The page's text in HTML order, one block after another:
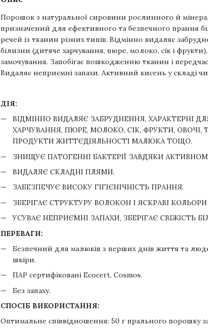
Порошок з натуральної сировини рослинного й
призначений для ефективного та безпечного прання
речей із тканин різних типів. Відмінно видаляє
білизни (дитяче харчування, пюре, молоко, сік і
замочування. Запобігає пошкодженню тканин і
Видаляє неприємні запахи. Активний кисень у складі
ДІЯ:
ВІДМІННО ВИДАЛЯЄ ЗАБРУДНЕННЯ, ХАРАКТЕРНІ
ХАРЧУВАННЯ, ПЮРЕ, МОЛОКО, СІК, ФРУКТИ, ОВОЧІ,
ПРОДУКТИ ЖИТТЄДІЯЛЬНОСТІ МАЛЮКА ТОЩО.
ЗНИЩУЄ ПАТОГЕННІ БАКТЕРІЇ ЗАВДЯКИ
ВИДАЛЯЄ СКЛАДНІ ПЛЯМИ.
ЗАБЕЗПЕЧУЄ ВИСОКУ ГІГІЄНІЧНІСТЬ ПРАННЯ.
ЗБЕРІГАЄ СТРУКТУРУ ВОЛОКОН І ЯСКРАВІ
УСУВАЄ НЕПРИЄМНІ ЗАПАХИ, ЗБЕРІГАЄ СВІЖІСТЬ
ПЕРЕВАГИ:
Безпечний для малюків з перших днів життя та
шкіри.
ПАР сертифіковані Ecocert, Cosmos.
Без запаху.
СПОСІБ ВИКОРИСТАННЯ:
Оптимальне співвідношення: 50 г прального порошку